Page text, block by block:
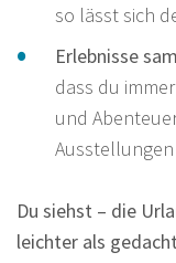
so lässt sich
Erlebnisse
dass du
und
Du siehst – die
leichter als